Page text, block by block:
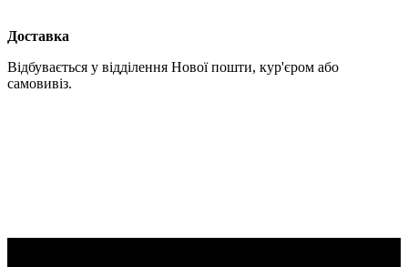
Доставка
Відбувається у відділення Нової пошти, кур'єром або
самовивіз.